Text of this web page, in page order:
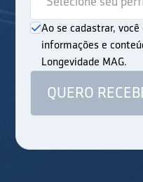
Ao se cadastrar,
informações e
Longevidade MAG.